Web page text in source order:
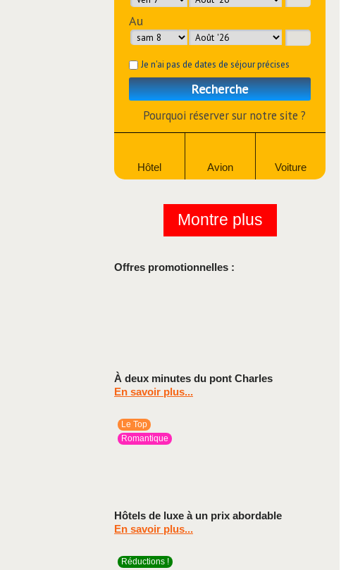
Au
Je n'ai pas de dates de séjour précises
Recherche
Pourquoi réserver sur notre site ?
Hôtel Avion Voiture
Montre plus
Offres promotionnelles :
À deux minutes du pont Charles
En savoir plus...
Le Top
Romantique
Hôtels de luxe à un prix abordable
En savoir plus...
Réductions !